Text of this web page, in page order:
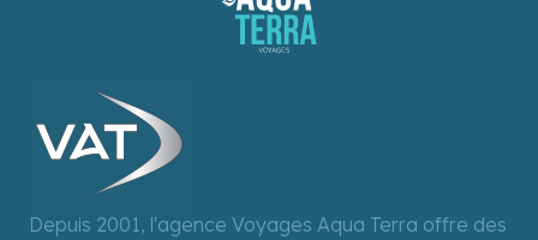
Depuis 2001, l'agence Voyages Aqua Terra offre des